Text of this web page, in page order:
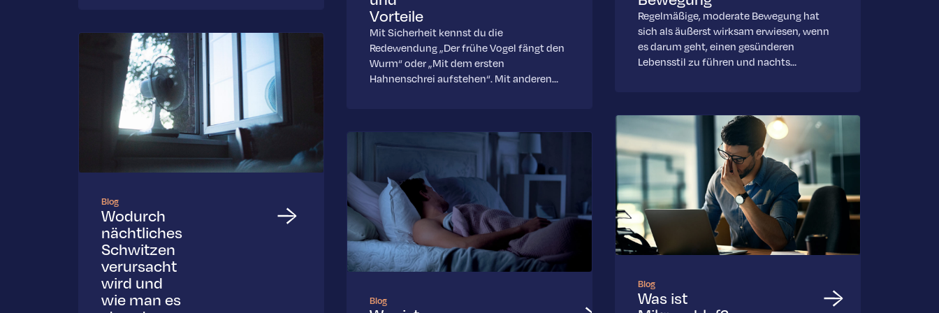
Vorteile
Mit Sicherheit kennst du die
Redewendung „Der frühe Vogel fängt den
Wurm“ oder „Mit dem ersten
Hahnenschrei aufstehen“. Mit anderen…
Regelmäßige, moderate Bewegung hat
sich als äußerst wirksam erwiesen, wenn
es darum geht, einen gesünderen
Lebensstil zu führen und nachts…
Blog
Wodurch
nächtliches
Schwitzen
verursacht
wird und
wie man es
Blog
Was ist
Blog